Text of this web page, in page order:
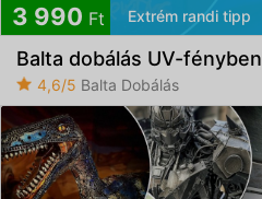
3 990 Ft Extrém randi tipp
Balta dobálás UV-fényben
4,6/5 Balta Dobálás